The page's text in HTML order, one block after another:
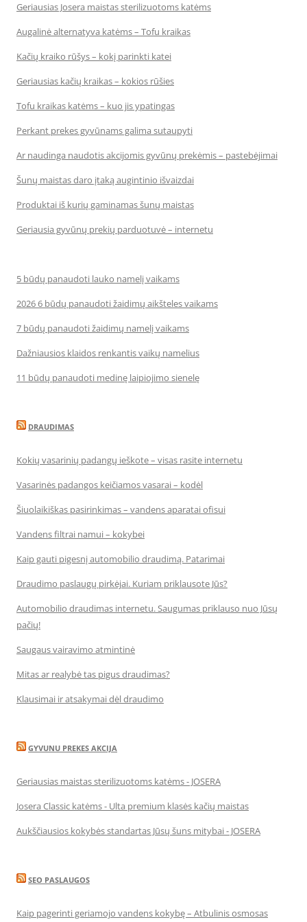
Geriausias Josera maistas sterilizuotoms katėms
Augalinė alternatyva katėms – Tofu kraikas
Kačių kraiko rūšys – kokį parinkti katei
Geriausias kačių kraikas – kokios rūšies
Tofu kraikas katėms – kuo jis ypatingas
Perkant prekes gyvūnams galima sutaupyti
Ar naudinga naudotis akcijomis gyvūnų prekėmis – pastebėjimai
Šunų maistas daro įtaką augintinio išvaizdai
Produktai iš kurių gaminamas šunų maistas
Geriausia gyvūnų prekių parduotuvė – internetu
5 būdų panaudoti lauko namelį vaikams
2026 6 būdų panaudoti žaidimų aikšteles vaikams
7 būdų panaudoti žaidimų namelį vaikams
Dažniausios klaidos renkantis vaikų namelius
11 būdų panaudoti medinę laipiojimo sienelę
DRAUDIMAS
Kokių vasarinių padangų ieškote – visas rasite internetu
Vasarinės padangos keičiamos vasarai – kodėl
Šiuolaikiškas pasirinkimas – vandens aparatai ofisui
Vandens filtrai namui – kokybei
Kaip gauti pigesnį automobilio draudimą. Patarimai
Draudimo paslaugų pirkėjai. Kuriam priklausote Jūs?
Automobilio draudimas internetu. Saugumas priklauso nuo Jūsų
pačių!
Saugaus vairavimo atmintinė
Mitas ar realybė tas pigus draudimas?
Klausimai ir atsakymai dėl draudimo
GYVUNU PREKES AKCIJA
Geriausias maistas sterilizuotoms katėms - JOSERA
Josera Classic katėms - Ulta premium klasės kačių maistas
Aukščiausios kokybės standartas Jūsų šuns mitybai - JOSERA
SEO PASLAUGOS
Kaip pagerinti geriamojo vandens kokybę – Atbulinis osmosas